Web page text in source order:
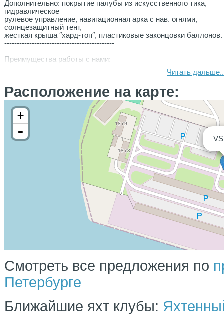
Дополнительно: покрытие палубы из искусственного тика,
гидравлическое
рулевое управление, навигационная арка с нав. огнями,
солнцезащитный тент,
жесткая крыша ″хард-топ″, пластиковые законцовки баллонов.
--------------------------------------------
Преимущества работы с нами:
• Конкурентные цены, мы работаем напрямую с заводами-
• Дополнительные скидки на оптовые закупки;
• Профессиональные консультации по подбору лодки под
Ваши потребности;
• Лодки в наличии на складе в Санкт-Петербурге, возможность
• Организация доставки по РФ;
• Гарантия и послепродажное сервисное обслуживание;
• Дооснащение под Ваши потребности.
Наши лодки идеально подходят для прогулок по рекам и
каналам, не боятся волны на открытой воде и отлично держат
курс из-за обводов корпуса ″глубокое V″ . Мощные моторы не
оставят равнодушными при «покатушках» с семьей и
друзьями. Рыбаки оценят возможности дооснащения под свои
нужды.
Читать
Расположение на карте:
+
-
Смотреть все предложения по
Петербурге
Ближайшие яхт клубы: